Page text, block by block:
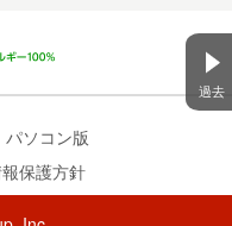
過去
パソコン版
保護方針